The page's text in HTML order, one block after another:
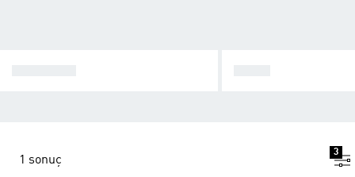
1 sonuç
3